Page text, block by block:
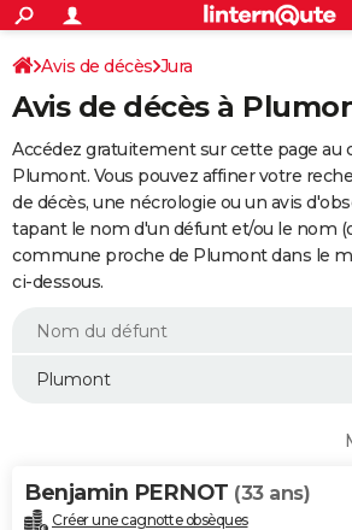
ACTUALITÉS
Politique
Société
Faits Divers
Education
Monde
Villes
+
SPORT
Coupe du monde 2026
Football
Tennis
Cyclisme
Rugby
Forum
Programme TV
TNT
Streaming
Cinéma
Sorties cinéma
Musique
+
FINANCE
Retraite
Epargne
Immobilier
Risques naturels par ville
Assurance
AUTO
Essais
Réserver un essai
Citadines
Berlines
SUV
Forum auto
+HIGH-TECH
BRICOLAGE
WEEK-END
Alimentation
Guide de la santé
Maladies
Médicaments
Sommeil
VOYAGE
Avis de décès Jura
Avis de décès à
Accédez gratuitement sur cette page au
Plumont. Vous pouvez affiner votre
de décès, une nécrologie ou un avis
tapant le nom d'un défunt et/ou le nom
commune proche de Plumont dans le
ci-dessous.
Benjamin PERNOT (33 ans)
Créer une cagnotte obsèques